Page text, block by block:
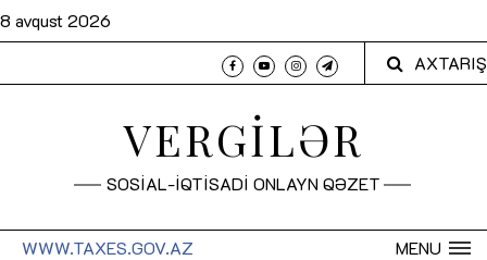
8 avqust 2026
AXTARIŞ
VERGİLƏR
SOSİAL-İQTİSADİ ONLAYN QƏZET
MENU
WWW.TAXES.GOV.AZ